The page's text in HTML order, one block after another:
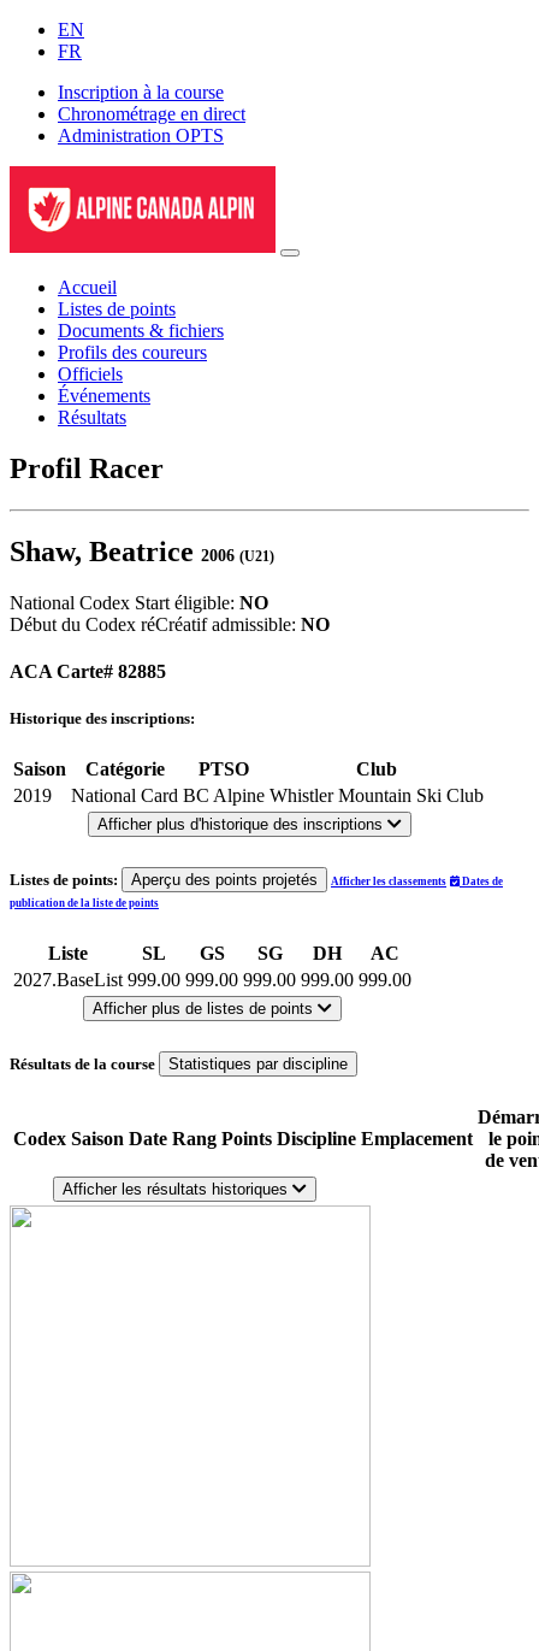
EN
FR
Inscription à la course
Chronométrage en direct
Administration OPTS
Accueil
Listes de points
Documents & fichiers
Profils des coureurs
Officiels
Événements
Résultats
Profil Racer
Shaw, Beatrice 2006 (U21)
National Codex Start éligible: NO
Début du Codex réCréatif admissible: NO
ACA Carte# 82885
Historique des inscriptions:
Saison Catégorie PTSO
Club
2019
National Card BC Alpine Whistler Mountain Ski Club
Afficher plus d'historique des inscriptions
Listes de points: Aperçu des points projetés Afficher les classements
Dates de
publication de la liste de points
Liste SL GS SG DH
AC
2027.BaseList 999.00 999.00 999.00 999.00 999.00
Afficher plus de listes de points
Résultats de la course Statistiques par discipline
Codex Saison Date Rang Points Discipline Emplacement
le
de
Afficher les résultats historiques